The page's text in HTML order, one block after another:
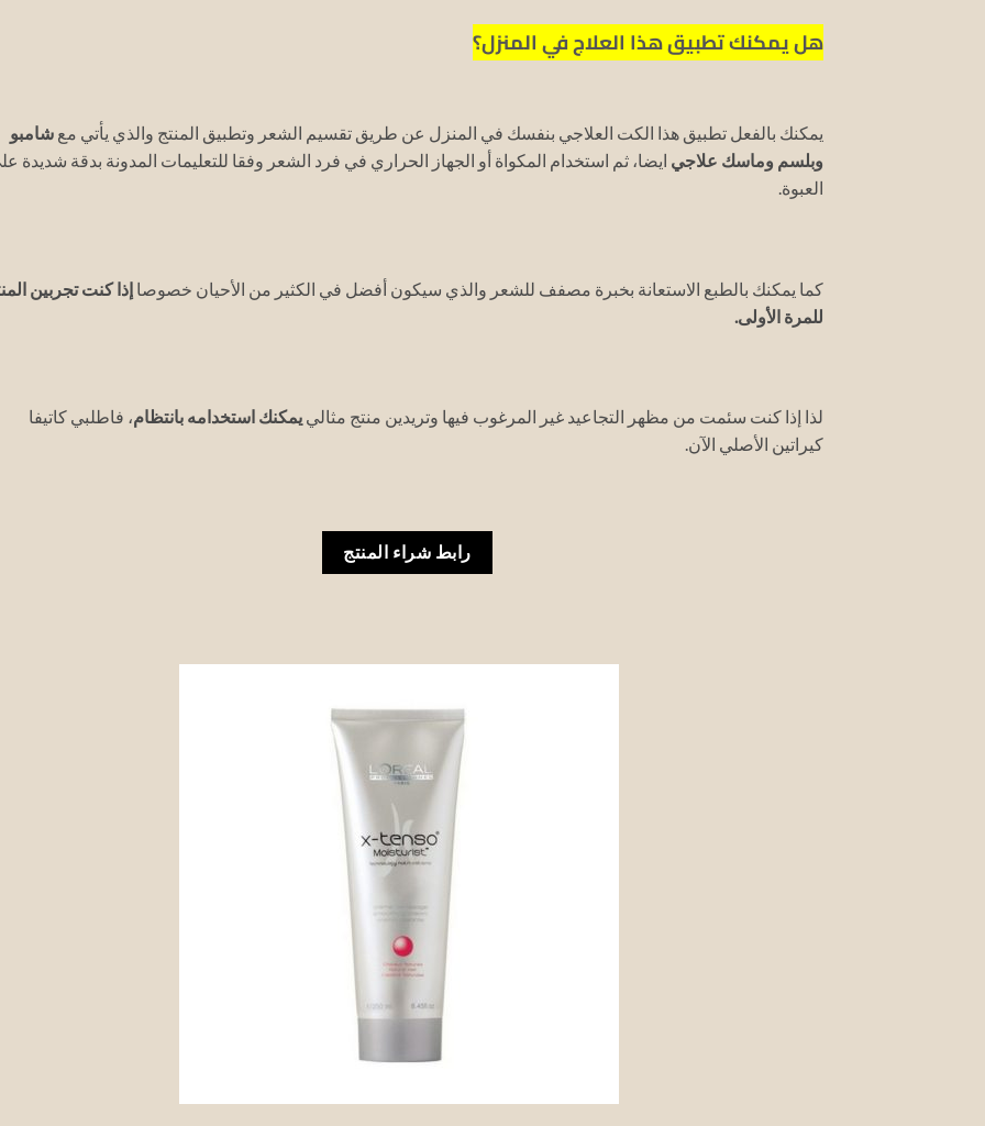
هل يمكنك تطبيق هذا العلاج في المنزل؟
يمكنك بالفعل تطبيق هذا الكت العلاجي بنفسك في المنزل عن طريق تقسيم الشعر وتطبيق المنتج والذي يأتي مع شامبو
وبلسم وماسك علاجي ايضا، ثم استخدام المكواة أو الجهاز الحراري في فرد الشعر وفقا للتعليمات المدونة بدقة شديدة
العبوة.
كما يمكنك بالطبع الاستعانة بخبرة مصفف للشعر والذي سيكون أفضل في الكثير من الأحيان خصوصا إذا كنت تجربين
للمرة الأولى.
لذا إذا كنت سئمت من مظهر التجاعيد غير المرغوب فيها وتريدين منتج مثالي يمكنك استخدامه بانتظام، فاطلبي كاتيفا
كيراتين الأصلي الآن.
رابط شراء المنتج